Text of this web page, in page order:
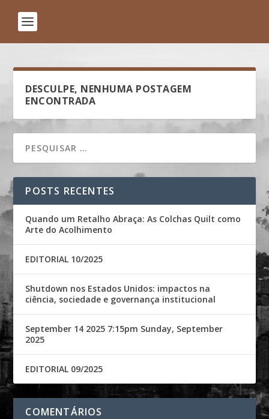
DESCULPE, NENHUMA POSTAGEM
ENCONTRADA
POSTS RECENTES
Quando um Retalho Abraça: As Colchas Quilt como
Arte do Acolhimento
EDITORIAL 10/2025
Shutdown nos Estados Unidos: impactos na
ciência, sociedade e governança institucional
September 14 2025 7:15pm Sunday, September
2025
EDITORIAL 09/2025
COMENTÁRIOS